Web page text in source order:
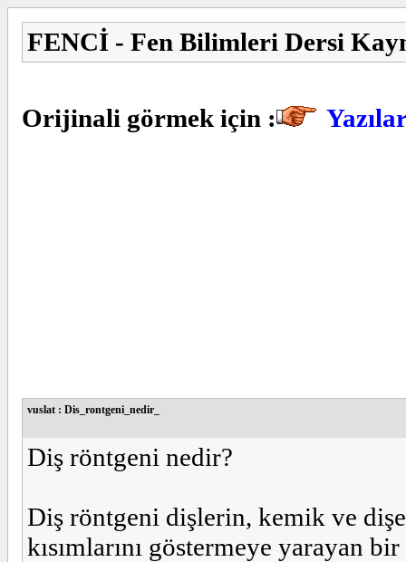
FENCİ - Fen Bilimleri Dersi
Orijinali görmek için :
vuslat : Dis_rontgeni_nedir_
Diş röntgeni nedir?
Diş röntgeni dişlerin, kemik ve
kısımlarını göstermeye yarayan